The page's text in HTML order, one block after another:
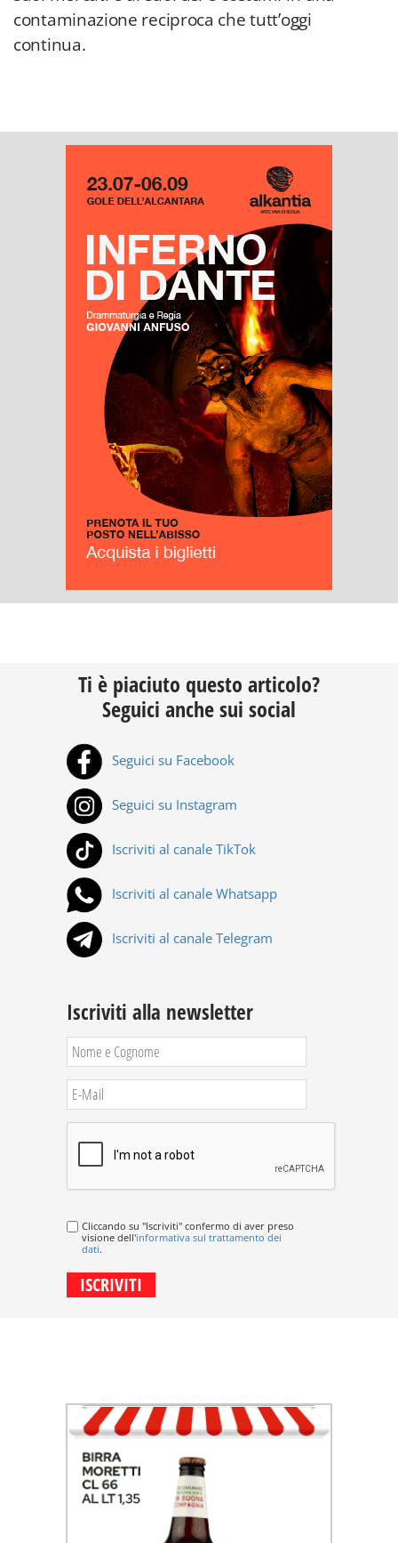
contaminazione reciproca che tutt’oggi
continua.
Ti è piaciuto questo articolo?
Seguici anche sui social
Seguici su Facebook
Seguici su Instagram
Iscriviti al canale TikTok
Iscriviti al canale Whatsapp
Iscriviti al canale Telegram
Iscriviti alla newsletter
Cliccando su "Iscriviti" confermo di aver preso
visione dell'informativa sul trattamento dei
dati.